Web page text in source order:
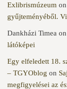
Exlibrismúzeum on
gyűjteményéből.
Dankházi Timea on
látóképei
Egy elfeledett 18.
– TGYOblog on
megfigyelései az